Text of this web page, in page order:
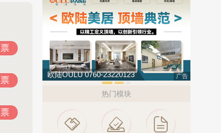
欧陆OULU 0760-23220123 广告
热门模块